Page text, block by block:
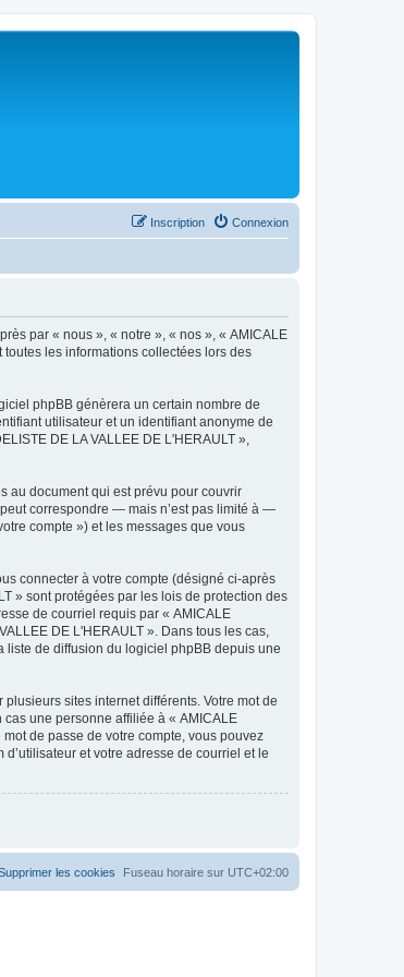
Connexion
Inscription
par « nous », « notre », « nos », « AMICALE
toutes les informations collectées lors des
phpBB génèrera un certain nombre de
utilisateur et un identifiant anonyme de
DE LA VALLEE DE L'HERAULT »,
au document qui est prévu pour couvrir
correspondre — mais n’est pas limité à —
compte ») et les messages que vous
connecter à votre compte (désigné ci-après
» sont protégées par les lois de protection des
de courriel requis par « AMICALE
DE L'HERAULT ». Dans tous les cas,
de diffusion du logiciel phpBB depuis une
sites internet différents. Votre mot de
cas une personne affiliée à « AMICALE
de passe de votre compte, vous pouvez
et votre adresse de courriel et le
Fuseau horaire sur UTC+02:00
les cookies